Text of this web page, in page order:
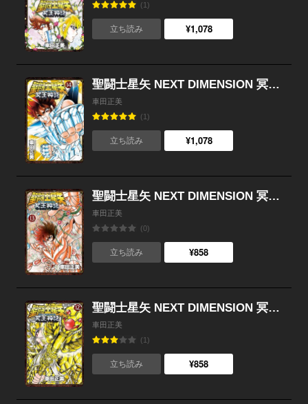
(1)
立ち読み ¥1,078
聖闘士星矢 NEXT DIMENSION 冥王神話 （14）
車田正美
(1)
立ち読み ¥1,078
聖闘士星矢 NEXT DIMENSION 冥王神話 （13）
車田正美
(0)
立ち読み ¥858
聖闘士星矢 NEXT DIMENSION 冥王神話 （12）
車田正美
(1)
立ち読み ¥858